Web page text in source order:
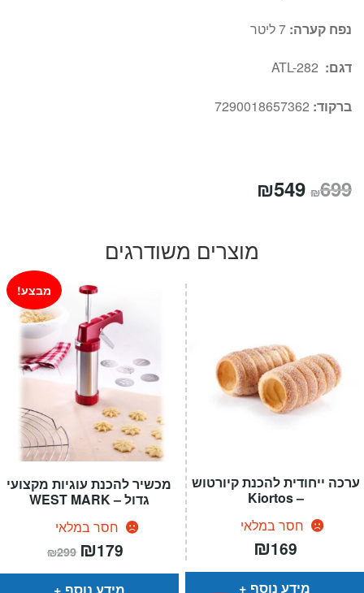
נפח קערה:
דגם:
ברקוד:
₪699 המחיר
₪549
הוא:
מוצרים משודרגים
מכשיר להכנת עוגיות מקצועי
גדול – WEST MARK
חסר במלאי
מבצע!
₪299 המחיר
המקורי
היה:
₪299.
₪179
הוא:
ערכה ייחודית להכנת קיורטוש
– Kiortos
חסר במלאי
₪169
מידע נוסף